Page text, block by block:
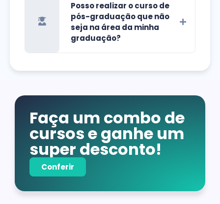
Posso realizar o curso de
pós-graduação que não
seja na área da minha
graduação?
Faça um combo de
cursos e ganhe um
super desconto!
Conferir